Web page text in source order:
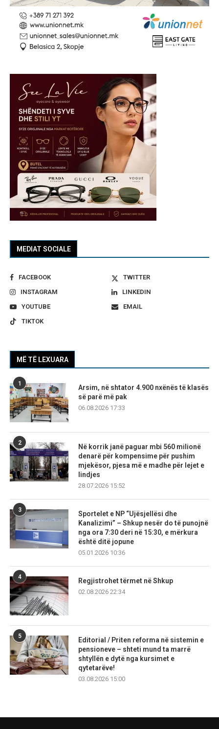
MEDIAT SOCIALE
FACEBOOK
TWITTER
INSTAGRAM
LINKEDIN
YOUTUBE
EMAIL
TIKTOK
MË TË LEXUARA
1
Arsim, në shtator 4.900 nxënës të klasës
së parë më pak
06.08.2026 17:33
2
Në korrik janë paguar mbi 560 milionë
denarë për kompensime për pushim
mjekësor, pjesa më e madhe për lejet e
lindjes
28.07.2026 15:52
3
Sportelet e NP “Ujësjellësi dhe
Kanalizimi” – Shkup nesër do të punojnë
nga ora 7:30 deri në 15:30, e mërkura
është ditë jopune
05.01.2026 10:36
4
Regjistrohet tërmet në Shkup
02.08.2026 22:34
5
Editorial / Priten reforma në sistemin e
pensioneve – shteti mund ta marrë
shtyllën e dytë nga kursimet e
qytetarëve!
03.08.2026 15:00